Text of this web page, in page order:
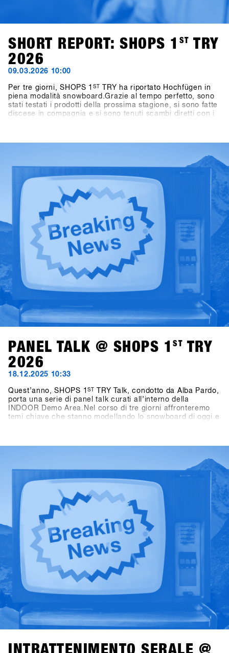
SHORT REPORT: SHOPS 1 ST TRY
2026
09.03.2026 10:00
Per tre giorni, SHOPS 1ST
TRY ha riportato Hochfügen in
piena modalità snowboard.Grazie al tempo perfetto, sono
stati testati i prodotti della prossima stagione, si sono fatte
discese in compagnia e si sono tenuti scambi diretti con i
dalla montagna le attività sono proseguite: dai giochi nei
pub al BAWA ai DJ set al Kosis e ai rilassanti After Shred
Gatherings, le giornate si sono concluse naturalmente in
compagnia.In totale, hanno partecipato 1.461 persone
provenienti da oltre 30 paesi, tra cui 265 negozi.Scopri i
momenti salienti nella Galleria storica di SHOPS 1
TRY.SHOPS 1 STTRY torna a Hochfügen dal 17 al 19
gennaio 2027.
PANEL TALK @ SHOPS 1 ST TRY
2026
18.12.2025 10:33
Quest’anno, SHOPS 1ST
TRY Talk, condotto da Alba Pardo,
porta una serie di panel talk curati all’interno della
INDOOR Demo Area.Nel corso di tre giorni affronteremo
temi chiave che stanno modellando lo snowboard di oggi e
analizzando come le diverse formule di contest influenzino
i consumatori, la cultura e il futuro dello snowboard.
Martedì, il confronto si concentra sullo storytelling,
interrogandosi su chi stia raccontando oggi lo snowboard,
e perché questo sia rilevante anche dal punto di vista del
business.Condotti da Alba Pardo con un approccio diretto
e mirato, questi talk offrono spunti concreti, discussioni
sincere e prospettive che contano davvero per l’industria
dello snowboard.